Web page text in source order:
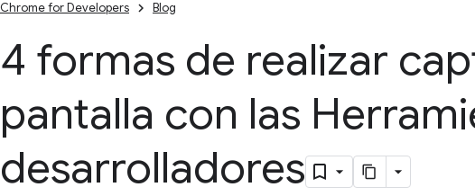
Chrome for Developers Blog
4 formas de realizar
pantalla con las
desarrolladores